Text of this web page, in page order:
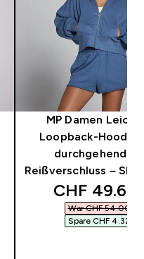
MP Damen
Loopback-Hoodie
durchgehendem
Reißverschluss –
discounted
CHF 49.68‎
War CHF 54.00‎
Spare CHF 4.32‎